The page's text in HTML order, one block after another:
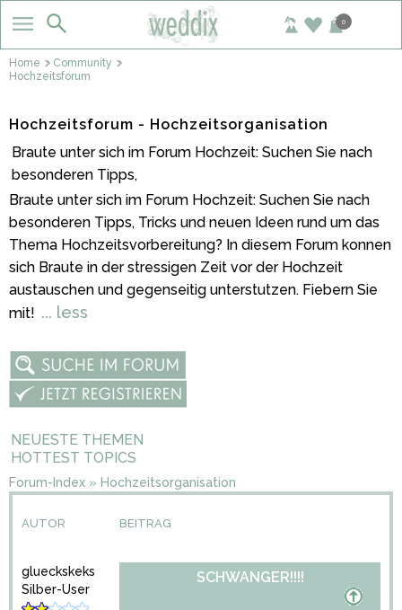
0
Home
Community
Hochzeitsforum
Hochzeitsforum - Hochzeitsorganisation
Braute unter sich im Forum Hochzeit: Suchen Sie nach
besonderen Tipps,
Braute unter sich im Forum Hochzeit: Suchen Sie nach
besonderen Tipps, Tricks und neuen Ideen rund um das
Thema Hochzeitsvorbereitung? In diesem Forum konnen
sich Braute in der stressigen Zeit vor der Hochzeit
austauschen und gegenseitig unterstutzen. Fiebern Sie
mit! ... less
NEUESTE THEMEN
HOTTEST TOPICS
Forum-Index » Hochzeitsorganisation
AUTOR BEITRAG
glueckskeks
Silber-User
SCHWANGER!!!!